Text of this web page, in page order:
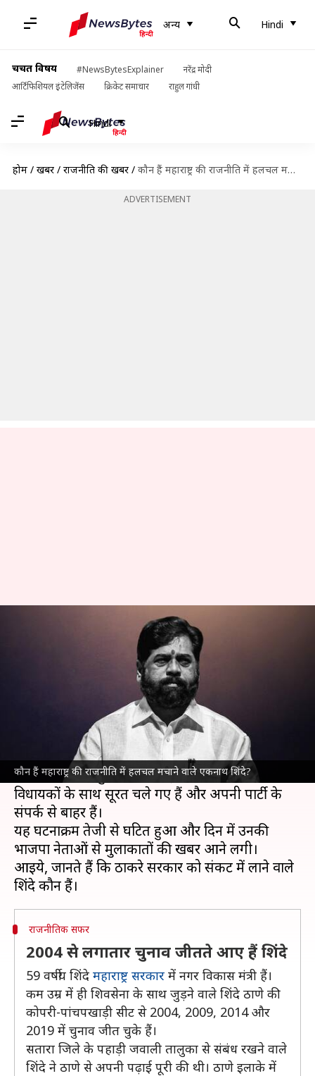
अन्य Hindi
चर्चित विषय #NewsBytesExplainer
नरेंद्र मोदी
आर्टिफिशियल इंटेलिजेंस
क्रिकेट समाचार राहुल गांधी
Hindi
होम / खबरें / राजनीति की खबरें / कौन हैं महाराष्ट्र की राजनीति में हलचल मचाने वाले एकनाथ शिंदे?
ADVERTISEMENT
कौन हैं महाराष्ट्र की राजनीति में हलचल मचाने वाले एकनाथ शिंदे?
कौन हैं महाराष्ट्र की राजनीति में
हलचल मचाने वाले एकनाथ शिंदे?
06:52 pm
शिवसेना नेता और उद्धव ठाकरे के मंत्री एकनाथ शिंदे
एक कदम ने महाराष्ट्र सरकार पर संकट खड़ा कर दिया है।
दरअसल, आज सुबह खबर आई कि शिंदे अपने करीबी
विधायकों के साथ सूरत चले गए हैं और अपनी पार्टी के
संपर्क से बाहर हैं।
यह घटनाक्रम तेजी से घटित हुआ और दिन में उनकी
भाजपा नेताओं से मुलाकातों की खबर आने लगी।
आइये, जानते हैं कि ठाकरे सरकार को संकट में लाने वाले
राजनीतिक सफर
2004 से लगातार चुनाव जीतते आए हैं शिंदे
59 वर्षीय शिंदे महाराष्ट्र सरकार में नगर विकास मंत्री हैं।
कम उम्र में ही शिवसेना के साथ जुड़ने वाले शिंदे ठाणे की
कोपरी-पांचपखाड़ी सीट से 2004, 2009, 2014 और
2019 में चुनाव जीत चुके हैं।
सतारा जिले के पहाड़ी जवाली तालुका से संबंध रखने वाले
शिंदे ने ठाणे से अपनी पढ़ाई पूरी की थी। ठाणे इलाके में